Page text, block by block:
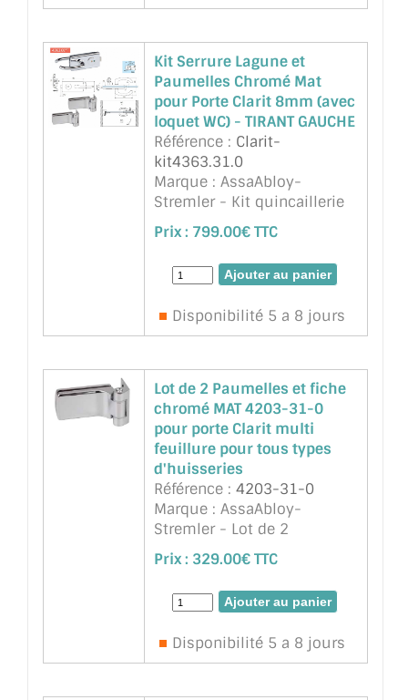
Kit Serrure Lagune et
Paumelles Chromé Mat
pour Porte Clarit 8mm (avec
loquet WC) - TIRANT GAUCHE
Référence : Clarit-
kit4363.31.0
Marque : AssaAbloy-
Stremler - Kit quincaillerie
Lagune chromé mat pour
Porte Clarit épaisseur 8mm
sécurit , ref 4363.31.0EGT.
Comprends une serrure
bain) et 2 paumelles
4203.31 (mat ...suite
Prix : 799.00€ TTC
Disponibilité 5 a 8 jours
Lot de 2 Paumelles et fiche
chromé MAT 4203-31-0
pour porte Clarit multi
feuillure pour tous types
d'huisseries
Référence : 4203-31-0
Marque : AssaAbloy-
Stremler - Lot de 2
Paumelles et fiche chromé
MAT - 4203-31-0 pour porte
Clarit multi feuillure pour
tous types d'huisseries
Prix : 329.00€ TTC
Disponibilité 5 a 8 jours